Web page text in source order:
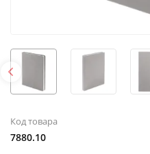
Код товара
7880.10